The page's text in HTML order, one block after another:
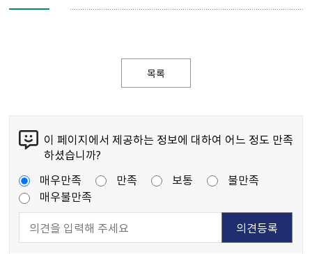
목록
이 페이지에서 제공하는 정보에 대하여 어느 정도 만족
하셨습니까?
매우만족
만족 보통
불만족
매우불만족